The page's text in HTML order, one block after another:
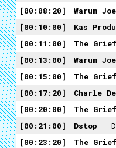
00:08:20
Warum Joe
00:10:00
Kas
00:11:00
The Grief
00:13:00
Warum Joe
00:15:00
The Grief
00:17:20
Charle
00:20:00
The Grief
00:21:00
Dstop -
00:23:20
The Grief